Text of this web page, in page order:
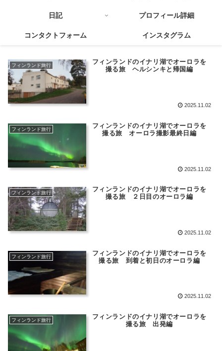
日記 プロフィール詳細
コンタクトフォーム インスタグラム
フィンランド旅行
フィンランドのイナリ湖でオーロラを
撮る旅 ヘルシンキと帰国編
2025.11.02
フィンランド旅行
フィンランドのイナリ湖でオーロラを
撮る旅 オーロラ撮影最終日編
2025.11.02
フィンランド旅行
フィンランドのイナリ湖でオーロラを
撮る旅 ２日目のオーロラ編
2025.11.02
フィンランド旅行
フィンランドのイナリ湖でオーロラを
撮る旅 到着と初日のオーロラ編
2025.11.02
フィンランド旅行
フィンランドのイナリ湖でオーロラを
撮る旅 出発編